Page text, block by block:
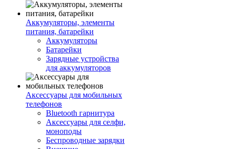
Аккумуляторы, элементы
питания, батарейки
Аккумуляторы
Батарейки
Зарядные устройства
для аккумуляторов
Аксессуары для мобильных
телефонов
Bluetooth гарнитура
Аксессуары для селфи,
моноподы
Беспроводные зарядки